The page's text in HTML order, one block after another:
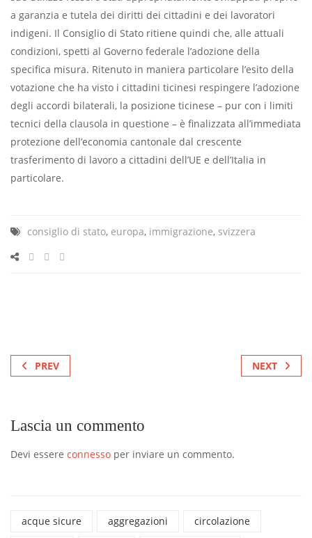
a garanzia e tutela dei diritti dei cittadini e dei lavoratori
indigeni. Il Consiglio di Stato ritiene quindi che, alle attuali
condizioni, spetti al Governo federale l’adozione della
specifica misura. Ritenuto in maniera particolare l’esito della
votazione che ha visto i cittadini ticinesi respingere l’adozione
degli accordi bilaterali, la posizione ticinese – pur con i limiti
tecnici della clausola in questione – è finalizzata all’immediata
protezione dell’economia cantonale dal crescente
trasferimento di lavoro a cittadini dell’UE e dell’Italia in
particolare.
consiglio di stato, europa, immigrazione, svizzera
PREV NEXT
Lascia un commento
Devi essere connesso per inviare un commento.
acque sicure aggregazioni circolazione